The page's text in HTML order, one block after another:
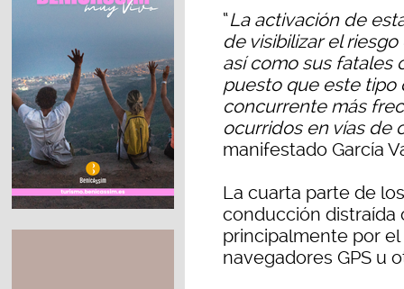
“La activación de
de visibilizar el
así como sus fatales
puesto que este tipo
concurrente más
ocurridos en vías de
manifestado García
La cuarta parte de
conducción distraída
principalmente por
navegadores GPS u